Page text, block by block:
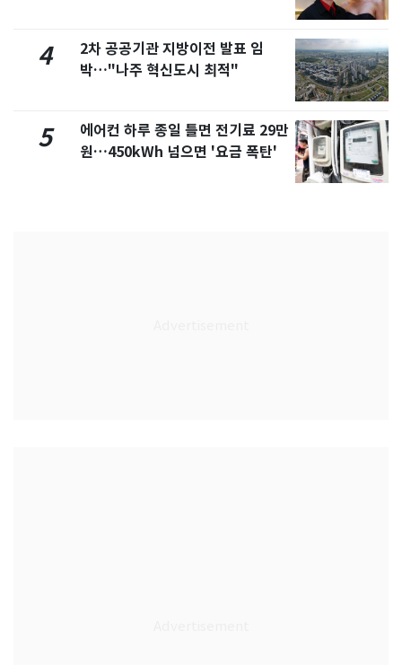
4
2차 공공기관 지방이전 발표 임
박…"나주 혁신도시 최적"
5
에어컨 하루 종일 틀면 전기료 29만
원…450kWh 넘으면 '요금 폭탄'